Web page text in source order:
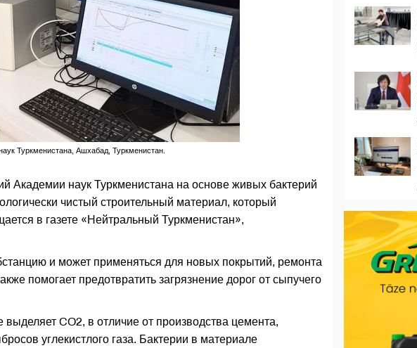
Туркменистана, Ашхабад, Туркменистан.
Академии наук Туркменистана на основе живых бактерий
чистый строительный материал, который
в газете «Нейтральный Туркменистан»,
и может применяться для новых покрытий, ремонта
помогает предотвратить загрязнение дорог от сыпучего
выделяет CO2, в отличие от производства цемента,
углекистлого газа. Бактерии в материале